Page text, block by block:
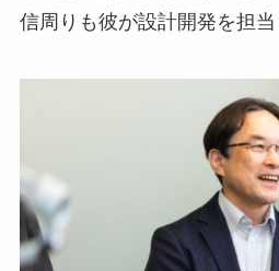
信周りも彼が設計開発を担当